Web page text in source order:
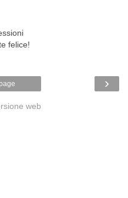
felice!
›
web